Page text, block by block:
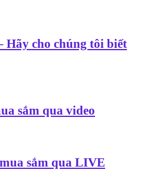
Hãy cho chúng tôi biết
sắm qua video
sắm qua LIVE